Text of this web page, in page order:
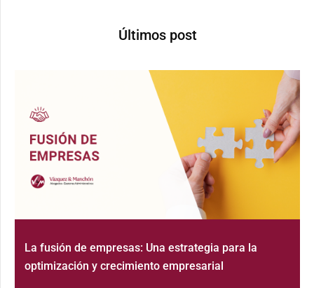
Últimos post
La fusión de empresas: Una estrategia para la
optimización y crecimiento empresarial